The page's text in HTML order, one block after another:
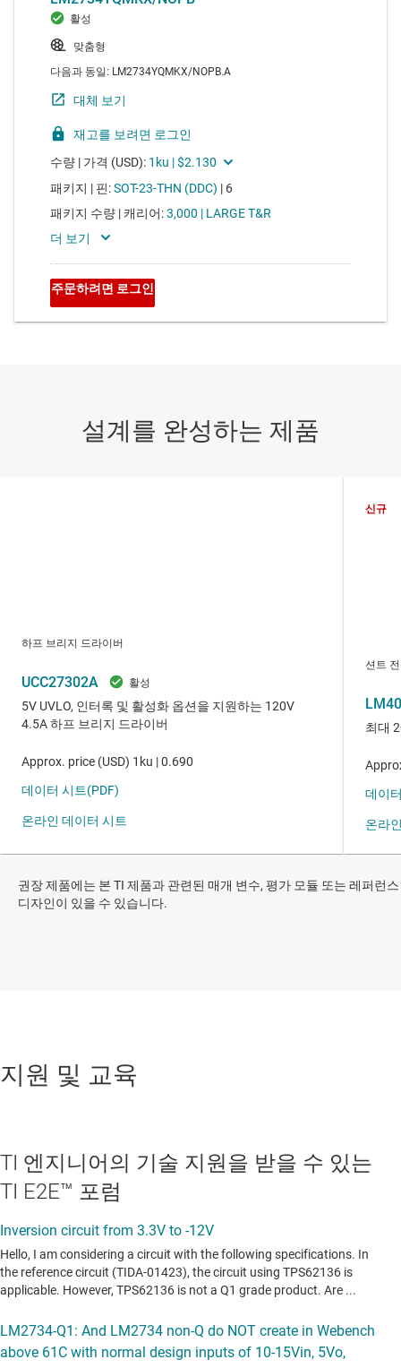
권장 제품에는 본 TI 제품과 관련된 매개 변수, 평가 모듈 또는 레퍼런스
디자인이 있을 수 있습니다.
지원 및 교육
TI 엔지니어의 기술 지원을 받을 수 있는
TI E2E™ 포럼